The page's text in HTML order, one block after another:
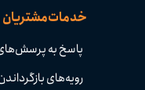
خدمات مشتریان
پاسخ به
رویه‌های